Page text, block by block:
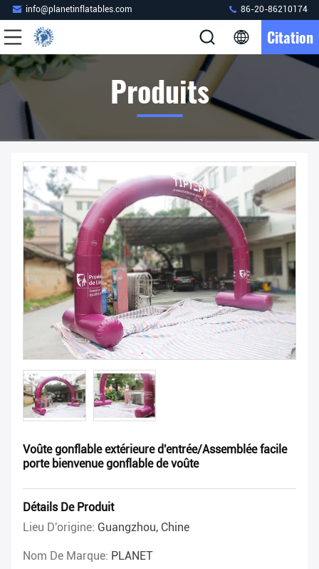
info@planetinflatables.com 86-20-86210174
Citation
Produits
Voûte gonflable extérieure d'entrée/Assemblée facile
porte bienvenue gonflable de voûte
Détails De Produit
Lieu D'origine: Guangzhou, Chine
Nom De Marque: PLANET